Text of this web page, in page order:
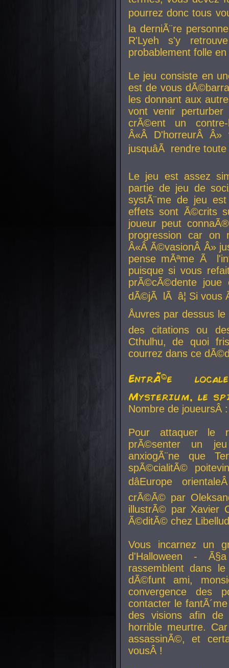
pourrez donc tous
la derniÃ¨re
R'Lyeh s'y
probablement folle
Le jeu consiste en
est de vous
les donnant aux
vont venir perturber
crÃ©ent un
Â«Â D'horreurÂ
jusquâÃ rendre
Le jeu est assez
partie de jeu de
systÃ¨me de jeu
effets sont Ã©crits
joueur peut
progression car
Â«Â Ã©vasionÂ Â»
pense mÃªme Ã
puisque si vous
prÃ©cÃ©dente
dÃ©jÃ lÃ â¦ Si vous
Åuvres par dessus
des citations ou
Cthulhu, de quoi
courrez dans ce
EntrÃ©e
Mysterium, le
Nombre de
Pour attaquer le
prÃ©senter un
anxiogÃ¨ne que
spÃ©cialitÃ©
dâEurope
crÃ©Ã© par
illustrÃ© par Xavier
Ã©ditÃ© chez
Vous incarnez un
d'Halloween -
rassemblent dans
dÃ©funt ami,
convergence des
contacter le
des visions afin
horrible meurtre.
assassinÃ©, et
vousÂ !